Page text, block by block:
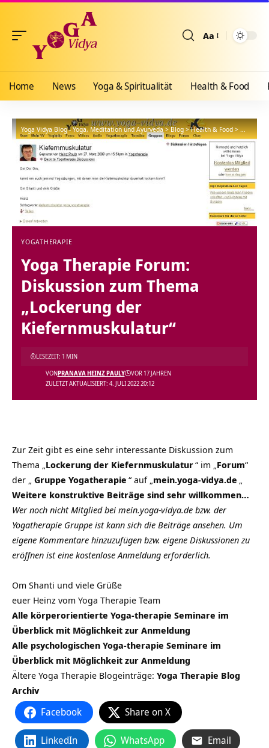
Aa
Home News Yoga & Spiritualität Health & Food
Yoga Vidya Blog - Yoga, Meditation und Ayurveda>Blog>Health & Food>
YOGATHERAPIE
Yoga Therapie Forum:
Diskussion zum Thema
„Lockerung der
Kiefernmuskulatur“
ZULETZT AKTUALISIERT: 4. JULI 2022 20:12
VONPRANAVA HEINZ PAULY VOR 17 JAHREN
LESEZEIT: 1 MIN
Zur Zeit gibt es eine sehr interessante Diskussion zum
Thema „Lockerung der Kiefernmuskulatur“ im „Forum“
der „ Gruppe Yogatherapie “ auf „mein.yoga-vidya.de „
Weitere konstruktive Beiträge sind sehr willkommen…
Wer noch nicht Mitglied bei mein.yoga-vidya.de bzw. der
Yogatherapie Gruppe ist kann sich die Beiträge ansehen. Um
eigene Kommentare hinzuzufügen bzw. eigene Diskussionen zu
eröffnen ist eine kostenlose Anmeldung erforderlich.
Om Shanti und viele Grüße
euer Heinz vom Yoga Therapie Team
Alle körperorientierte Yoga-therapie Seminare im
Überblick mit Möglichkeit zur Anmeldung
Alle psychologischen Yoga-therapie Seminare im
Überblick mit Möglichkeit zur Anmeldung
Ältere Yoga Therapie Blogeinträge: Yoga Therapie Blog
Archiv
Facebook Share on X
LinkedIn WhatsApp Email